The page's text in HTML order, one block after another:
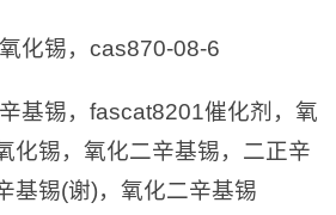
化锡，cas870-08-6
基锡，fascat8201催化剂，氧
化锡，氧化二辛基锡，二正辛
基锡(谢)，氧化二辛基锡